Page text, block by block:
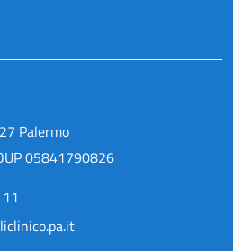
Palermo
05841790826